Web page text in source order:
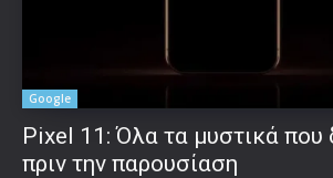
Google
Pixel 11: Όλα τα μυστικά που
πριν την παρουσίαση